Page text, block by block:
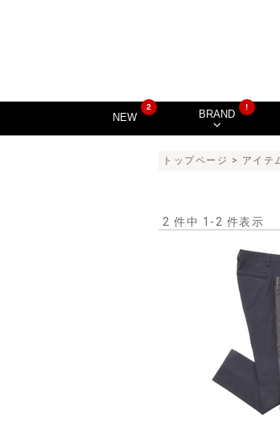
NEW
2
BRAND
!
トップページ > アイテ
2 件中 1-2 件表示